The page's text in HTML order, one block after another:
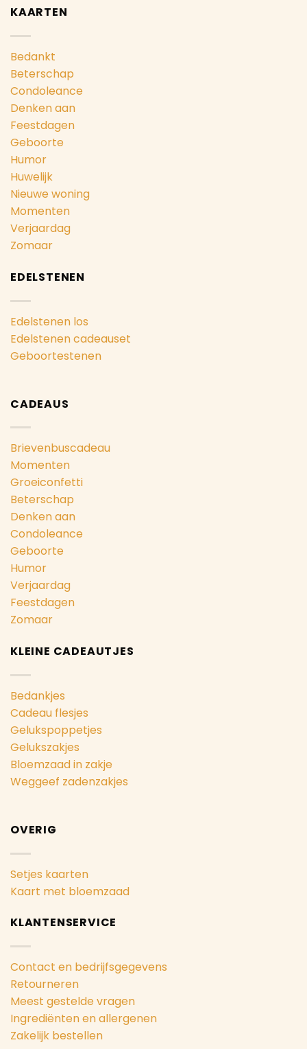
KAARTEN
Bedankt
Beterschap
Condoleance
Denken aan
Feestdagen
Geboorte
Humor
Huwelijk
Nieuwe woning
Momenten
Verjaardag
Zomaar
EDELSTENEN
Edelstenen los
Edelstenen cadeauset
Geboortestenen
CADEAUS
Brievenbuscadeau
Momenten
Groeiconfetti
Beterschap
Denken aan
Condoleance
Geboorte
Humor
Verjaardag
Feestdagen
Zomaar
KLEINE CADEAUTJES
Bedankjes
Cadeau flesjes
Gelukspoppetjes
Gelukszakjes
Bloemzaad in zakje
Weggeef zadenzakjes
OVERIG
Setjes kaarten
Kaart met bloemzaad
KLANTENSERVICE
Contact en bedrijfsgegevens
Retourneren
Meest gestelde vragen
Ingrediënten en allergenen
Zakelijk bestellen